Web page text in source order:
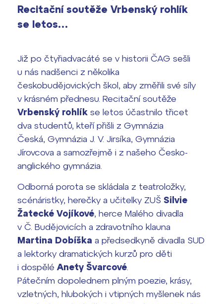
Výsledky 1. kola přijímacího řízení
2026/2027
Europass
FOCUSing
Zahraniční stipendia
ČAG studentský
Maturitní témata
Pomoc! Mám problém!
Harmonogram školního roku
Termíny maturit
Office 365
Recitační soutěže Vrbenský rohlík
se letos…
Již po čtyřiadvacáté se v historii ČAG sešli
u nás nadšenci z několika
českobudějovických škol, aby změřili své síly
v krásném přednesu. Recitační soutěže
Vrbenský rohlík se letos účastnilo třicet
dva studentů, kteří přišli z Gymnázia
Česká, Gymnázia J. V. Jirsíka, Gymnázia
Jírovcova a samozřejmě i z našeho Česko-
anglického gymnázia.
Odborná porota se skládala z teatroložky,
scénáristky, herečky a učitelky ZUŠ Silvie
Žatecké Vojíkové, herce Malého divadla
v Č. Budějovicích a zdravotního klauna
Martina Dobíška a předsedkyně divadla SUD
a lektorky dramatických kurzů pro děti
i dospělé Anety Švarcové
Pátečním dopolednem plným poezie, krásy,
vzletných, hlubokých i vtipných myšlenek nás